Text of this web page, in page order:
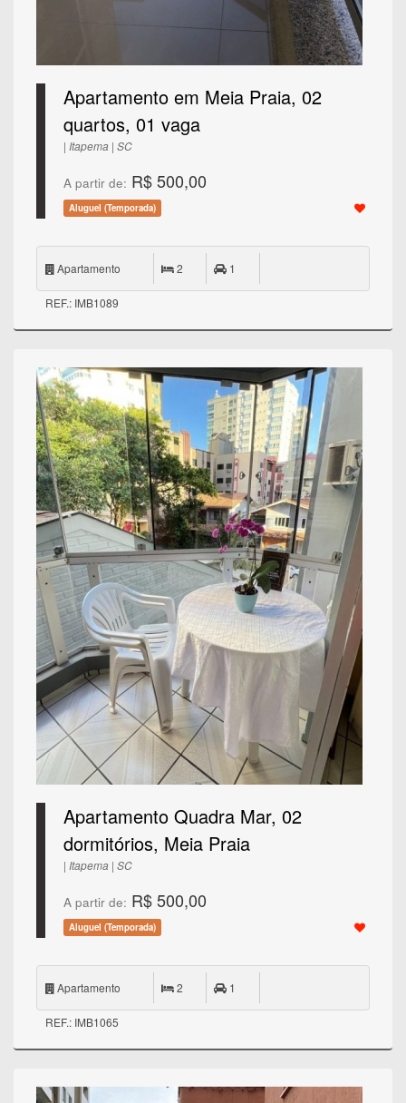
Apartamento em Meia Praia, 02
quartos, 01 vaga
| Itapema | SC
A partir de: R$ 500,00
Aluguel (Temporada)
Apartamento 2 1
REF.: IMB1089
Apartamento Quadra Mar, 02
dormitórios, Meia Praia
| Itapema | SC
A partir de: R$ 500,00
Aluguel (Temporada)
Apartamento 2 1
REF.: IMB1065